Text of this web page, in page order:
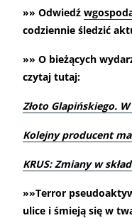
»» Odwiedź
codziennie śledzić
»» O bieżących
czytaj tutaj:
Złoto Glapińskiego.
Kolejny producent
KRUS: Zmiany w
»»Terror
ulice i śmieją się w